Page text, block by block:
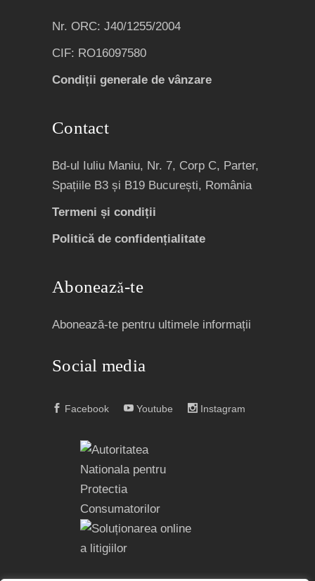
Nr. ORC: J40/1255/2004
CIF: RO16097580
Condiții generale de vânzare
Contact
Bd-ul Iuliu Maniu, Nr. 7, Corp C, Parter,
Spațiile B3 și B19 București, România
Termeni și condiții
Politică de confidențialitate
Abonează-te
Abonează-te pentru ultimele informații
Social media
Facebook Youtube Instagram